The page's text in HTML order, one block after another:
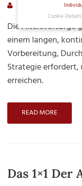
Die Altersvorsorge
einem langen,
Vorbereitung,
Strategie erfordert,
erreichen.
READ MORE
Das 1×1 Der
Cookie-Details
Hier
sich